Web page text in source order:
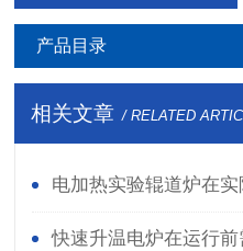
产品目录
相关文章 / RELATED
电加热实验辊道炉在
类 快速升温电炉在运行